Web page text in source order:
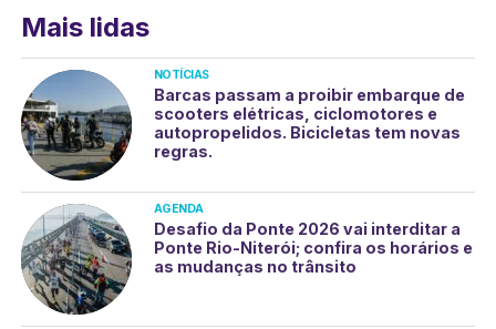
Mais lidas
NOTÍCIAS
Barcas passam a proibir embarque de
scooters elétricas, ciclomotores e
autopropelidos. Bicicletas tem novas
regras.
AGENDA
Desafio da Ponte 2026 vai interditar a
Ponte Rio-Niterói; confira os horários e
as mudanças no trânsito